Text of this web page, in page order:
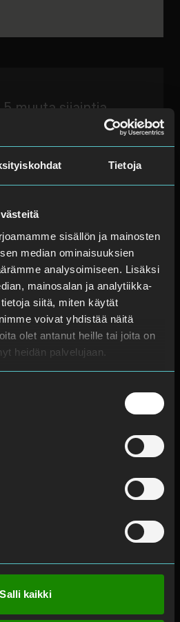
Tietoja
sisällön ja mainosten
median ominaisuuksien
analysoimiseen. Lisäksi
mainosalan ja analytiikka-
siitä, miten käytät
voivat yhdistää näitä
olet antanut heille tai joita on
heidän palvelujaan.
Salli kaikki
muuta sijaintia
6,